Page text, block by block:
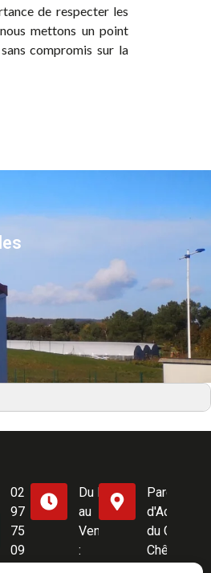
de respecter les
mettons un point
compromis sur la
02
97
75
09
Du Lundi
au
Vendredi
:
Parc
d'Activités
du Gros
Chêne,